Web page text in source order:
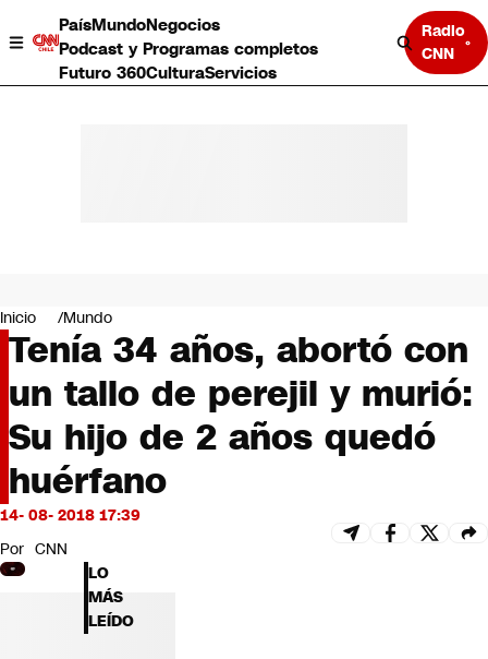
PaísMundoNegocios
Podcast y Programas completos
Futuro 360CulturaServicios
Radio
CNN
Negocios
Deportes
Programas completos
Cultura
Servicios
Bits
CNN Data
CNN tiempo
Futuro 360
Inicio Mundo
Tenía 34 años, abortó con
un tallo de perejil y murió:
Su hijo de 2 años quedó
huérfano
14- 08- 2018 17:39
Por CNN
LO
MÁS
LEÍDO